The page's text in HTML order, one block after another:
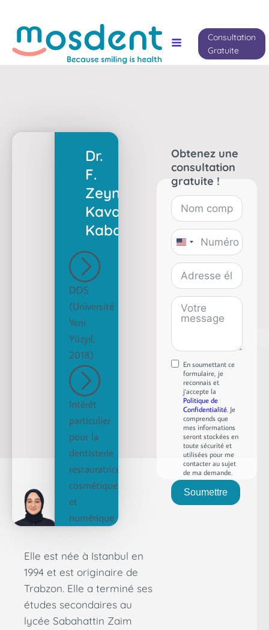
Consultation
Gratuite
Dr.
F.
Zeynep
Kaval
Kabakaş
DDS
(Université
Yeni
Yüzyıl,
2018)
Intérêt
particulier
pour la
dentisterie
restauratrice,
cosmétique
et
numérique
Obtenez une
consultation
gratuite !
United
States
+1
En soumettant ce
formulaire, je
reconnais et
j'accepte la
Politique de
Confidentialité. Je
comprends que
mes informations
seront stockées en
toute sécurité et
utilisées pour me
contacter au sujet
de ma demande.
Soumettre
Elle est née à Istanbul en
1994 et est originaire de
Trabzon. Elle a terminé ses
études secondaires au
lycée Sabahattin Zaim